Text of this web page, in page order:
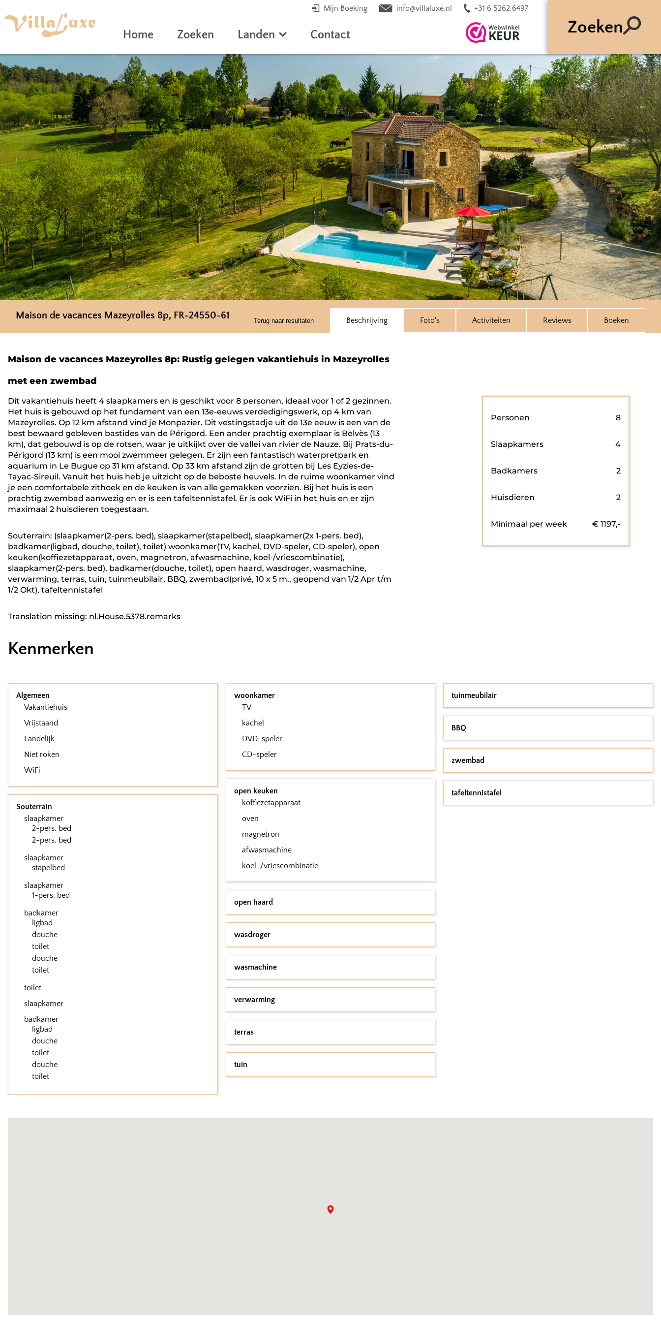
Mijn Boeking info@villaluxe.nl +31 6 5262 6497
Home Zoeken Landen Contact Zoeken
Maison de vacances Mazeyrolles 8p, FR-24550-61 Terug naar resultaten Beschrijving Foto's Activiteiten Reviews Boeken
Maison de vacances Mazeyrolles 8p: Rustig gelegen vakantiehuis in Mazeyrolles
met een zwembad
Personen 8
Slaapkamers 4
Badkamers 2
Huisdieren 2
Minimaal per week € 1197,-
Dit vakantiehuis heeft 4 slaapkamers en is geschikt voor 8 personen, ideaal voor 1 of 2 gezinnen.
Het huis is gebouwd op het fundament van een 13e-eeuws verdedigingswerk, op 4 km van
Mazeyrolles. Op 12 km afstand vind je Monpazier. Dit vestingstadje uit de 13e eeuw is een van de
best bewaard gebleven bastides van de Périgord. Een ander prachtig exemplaar is Belvès (13
km), dat gebouwd is op de rotsen, waar je uitkijkt over de vallei van rivier de Nauze. Bij Prats-du-
Périgord (13 km) is een mooi zwemmeer gelegen. Er zijn een fantastisch waterpretpark en
aquarium in Le Bugue op 31 km afstand. Op 33 km afstand zijn de grotten bij Les Eyzies-de-
Tayac-Sireuil. Vanuit het huis heb je uitzicht op de beboste heuvels. In de ruime woonkamer vind
je een comfortabele zithoek en de keuken is van alle gemakken voorzien. Bij het huis is een
prachtig zwembad aanwezig en er is een tafeltennistafel. Er is ook WiFi in het huis en er zijn
maximaal 2 huisdieren toegestaan.
Souterrain: (slaapkamer(2-pers. bed), slaapkamer(stapelbed), slaapkamer(2x 1-pers. bed),
badkamer(ligbad, douche, toilet), toilet) woonkamer(TV, kachel, DVD-speler, CD-speler), open
keuken(koffiezetapparaat, oven, magnetron, afwasmachine, koel-/vriescombinatie),
slaapkamer(2-pers. bed), badkamer(douche, toilet), open haard, wasdroger, wasmachine,
verwarming, terras, tuin, tuinmeubilair, BBQ, zwembad(privé, 10 x 5 m., geopend van 1/2 Apr t/m
1/2 Okt), tafeltennistafel
Translation missing: nl.House.5378.remarks
Kenmerken
Algemeen
Vakantiehuis
Vrijstaand
Landelijk
Niet roken
WiFi
Souterrain
slaapkamer
2-pers. bed
2-pers. bed
slaapkamer
stapelbed
slaapkamer
1-pers. bed
badkamer
ligbad
douche
toilet
douche
toilet
toilet
slaapkamer
badkamer
ligbad
douche
toilet
douche
toilet
woonkamer
TV
kachel
DVD-speler
CD-speler
open keuken
koffiezetapparaat
oven
magnetron
afwasmachine
koel-/vriescombinatie
open haard
wasdroger
wasmachine
verwarming
terras
tuin
tuinmeubilair
BBQ
zwembad
tafeltennistafel